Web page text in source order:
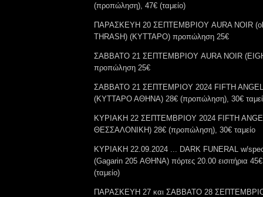
(προπώληση), 47€ (ταμείο)
ΠΑΡΑΣΚΕΥΗ 20 ΣΕΠΤΕΜΒΡΙΟΥ AURA NOIR
THRASH) (ΚΥΤΤΑΡΟ) προπώληση 25€
ΣΑΒΒΑΤΟ 21 ΣΕΠΤΕΜΒΡΙΟΥ AURA NOIR
προπώληση 25€
ΣΑΒΒΑΤΟ 21 ΣΕΠΤΕΜΡΙΟΥ 2024 FIFTH ANGEL
(ΚΥΤΤΑΡΟ ΑΘΗΝΑ) 28€ (προπώληση), 30€
ΚΥΡΙΑΚΗ 22 ΣΕΠΤΕΜΒΡΙΟΥ 2024 FIFTH
ΘΕΣΣΑΛΟΝΙΚΗ) 28€ (προπώληση), 30€ ταμείο
ΚΥΡΙΑΚΗ 22.09.2024 ... DARK FUNERAL w/
(Gagarin 205 ΑΘΗΝΑ) πόρτες 20.00 εισιτήρια
(ταμείο)
ΠΑΡΑΣΚΕΥΗ 27 και ΣΑΒΒΑΤΟ 28